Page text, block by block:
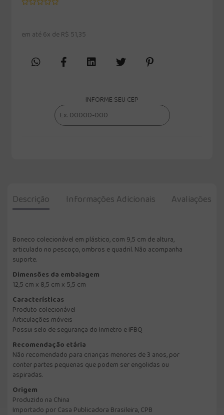
em até 6x de R$ 51,35
INFORME SEU CEP
Descrição Informações Adicionais Avaliações
Boneco colecionável em plástico, com 9,5 cm de altura,
articulado no pescoço, ombros e quadril. Não acompanha
suporte.
Dimensões da embalagem
12,5 cm x 8,5 cm x 5,5 cm
Características
Produto colecionável
Articulações móveis
Possui selo de segurança do Inmetro e IFBQ
Recomendação etária
Não recomendado para crianças menores de 3 anos, por
conter partes pequenas que podem ser engolidas ou
aspiradas.
Origem
Produzido na China
Importado por Casa Publicadora Brasileira, CPB